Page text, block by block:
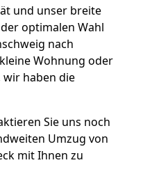
und unser breite
optimalen Wahl
nach
Wohnung oder
wir haben die
Sie uns noch
Umzug von
mit Ihnen zu